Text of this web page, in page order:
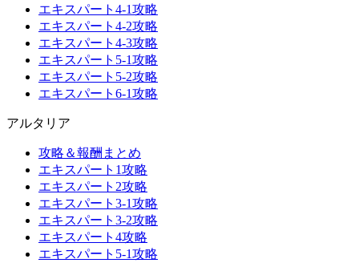
エキスパート4-1攻略
エキスパート4-2攻略
エキスパート4-3攻略
エキスパート5-1攻略
エキスパート5-2攻略
エキスパート6-1攻略
アルタリア
攻略＆報酬まとめ
エキスパート1攻略
エキスパート2攻略
エキスパート3-1攻略
エキスパート3-2攻略
エキスパート4攻略
エキスパート5-1攻略